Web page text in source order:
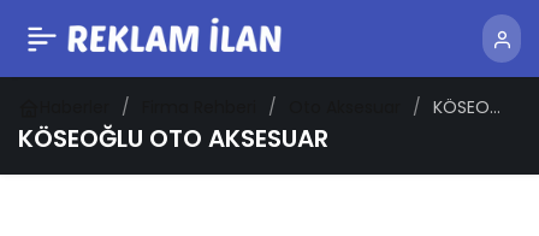
KÖSEOĞLU
KÖSEOĞLU OTO AKSESUAR